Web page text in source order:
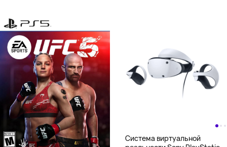
Система виртуальной